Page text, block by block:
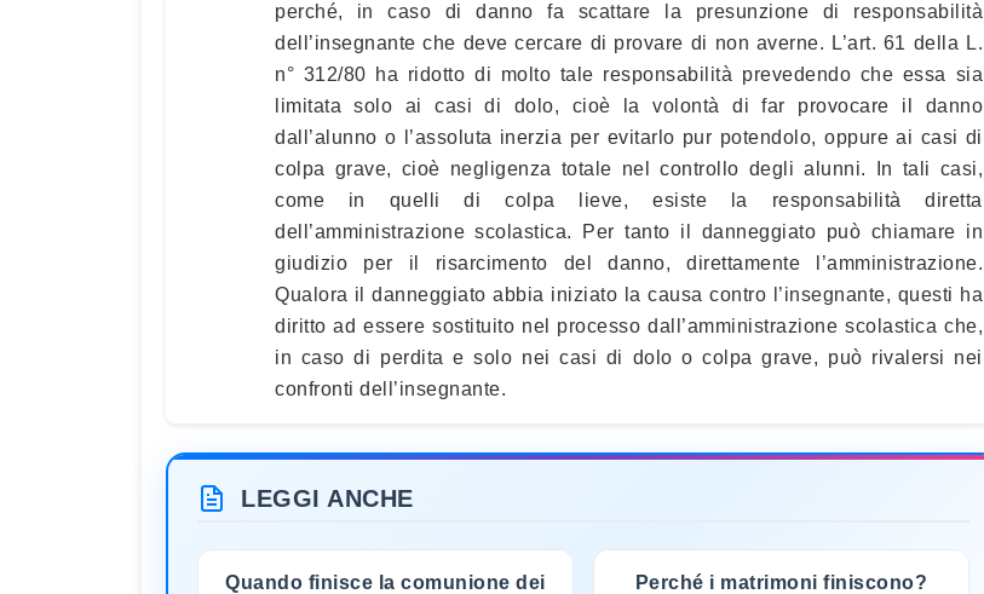
perché, in caso di danno fa scattare la presunzione di responsabilità
dell’insegnante che deve cercare di provare di non averne. L’art. 61 della L.
n° 312/80 ha ridotto di molto tale responsabilità prevedendo che essa sia
limitata solo ai casi di dolo, cioè la volontà di far provocare il danno
dall’alunno o l’assoluta inerzia per evitarlo pur potendolo, oppure ai casi di
colpa grave, cioè negligenza totale nel controllo degli alunni. In tali casi,
come in quelli di colpa lieve, esiste la responsabilità diretta
dell’amministrazione scolastica. Per tanto il danneggiato può chiamare in
giudizio per il risarcimento del danno, direttamente l’amministrazione.
Qualora il danneggiato abbia iniziato la causa contro l’insegnante, questi ha
diritto ad essere sostituito nel processo dall’amministrazione scolastica che,
in caso di perdita e solo nei casi di dolo o colpa grave, può rivalersi nei
confronti dell’insegnante.
LEGGI ANCHE
Quando finisce la comunione dei
Perché i matrimoni finiscono?